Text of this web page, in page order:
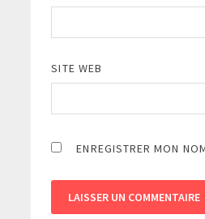
SITE WEB
ENREGISTRER MON